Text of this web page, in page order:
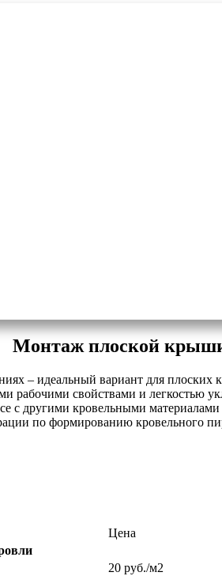
Монтаж плоской
– идеальный вариант для
рабочими свойствами и легкостью
с другими кровельными
по формированию кровельного
Цена
20 руб./м2